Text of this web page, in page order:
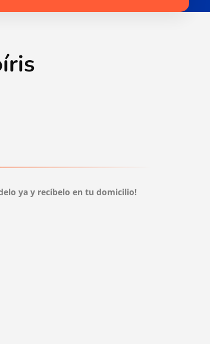
ya y recíbelo en tu domicilio!